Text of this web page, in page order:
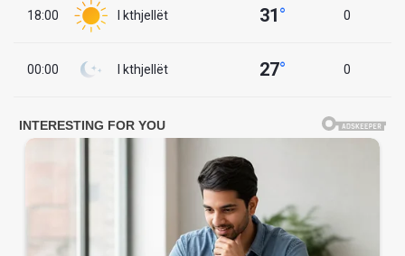
18:00 I kthjellët 31° 0
00:00 I kthjellët 27° 0